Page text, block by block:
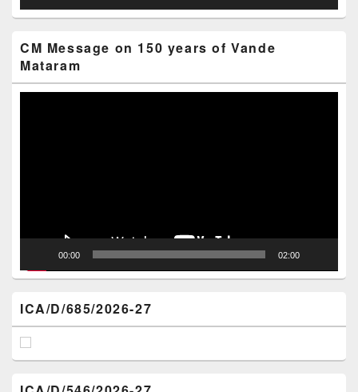
CM Message on 150 years of Vande
Mataram
00:00 02:00
ICA/D/685/2026-27